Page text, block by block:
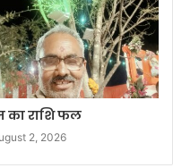
राशि फल
2, 2026